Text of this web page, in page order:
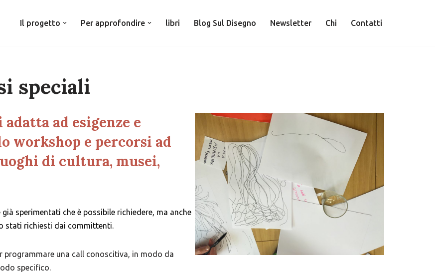
Il progetto Per approfondire libri Blog Sul Disegno Newsletter Chi Contatti
speciali
ad esigenze e
workshop e percorsi ad
di cultura, musei,
sperimentati che è possibile richiedere, ma anche
stati richiesti dai committenti.
programmare una call conoscitiva, in modo da
specifico.